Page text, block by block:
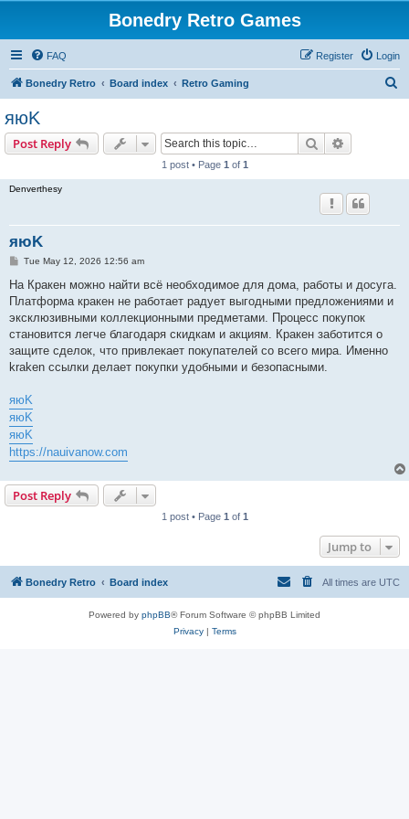
Bonedry Retro Games
FAQ Login
Register
Bonedry Retro Board index Retro Gaming
яюK
Post Reply Search
1 post • Page 1 of 1
Denverthesy
яюK
P
s
Tue May 12, 2026 12:56 am
На Кракен можно найти всё необходимое для дома, работы и досуга.
Платформа кракен не работает радует выгодными предложениями и
эксклюзивными коллекционными предметами. Процесс покупок
становится легче благодаря скидкам и акциям. Кракен заботится о
защите сделок, что привлекает покупателей со всего мира. Именно
kraken ссылки делает покупки удобными и безопасными.
яюK
яюK
яюK
https://nauivanow.com
Post Reply
1 post • Page 1 of 1
Jump to
Bonedry Retro Board index All times are UTC
Powered by phpBB® Forum Software © phpBB Limited
Privacy| Terms